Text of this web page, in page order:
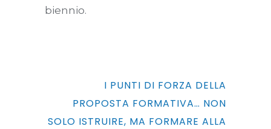
biennio.
I PUNTI DI FORZA DELLA
PROPOSTA FORMATIVA… NON
SOLO ISTRUIRE, MA FORMARE ALLA